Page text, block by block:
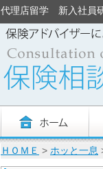
代理店留学 新入社員
ＨＯＭＥ > ホッと一息